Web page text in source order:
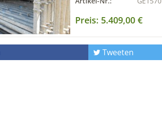
Preis: 5.409,00 €
Tweeten